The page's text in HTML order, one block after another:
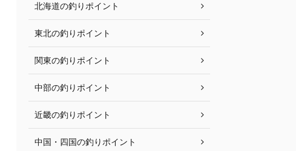
北海道の釣りポイント
東北の釣りポイント
関東の釣りポイント
中部の釣りポイント
近畿の釣りポイント
中国・四国の釣りポイント